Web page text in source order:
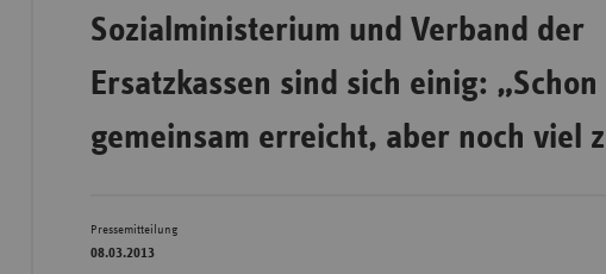
Baden-
Bayern
Sozialministerium und Verband der
Ersatzkassen sind sich einig: „Schon
gemeinsam erreicht, aber noch viel
Pressemitteilung
08.03.2013